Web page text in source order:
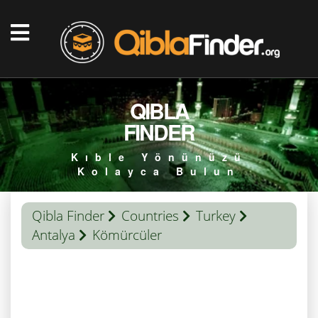
QIBLA
FINDER
Kıble Yönünüzü
Kolayca Bulun
Qibla Finder Countries
Turkey
Antalya
Kömürcüler